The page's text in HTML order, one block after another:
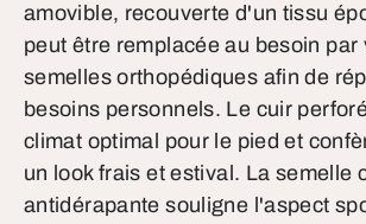
amovible, recouverte d'un tissu
peut être remplacée au besoin par
semelles orthopédiques afin de
besoins personnels. Le cuir
climat optimal pour le pied et
un look frais et estival. La semelle
antidérapante souligne l'aspect